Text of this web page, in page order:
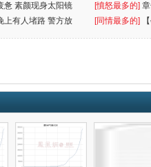
罪
惫 素颜现身太阳镜
[憤怒最多的]
上有人堵路 警方放
[同情最多的]
敗